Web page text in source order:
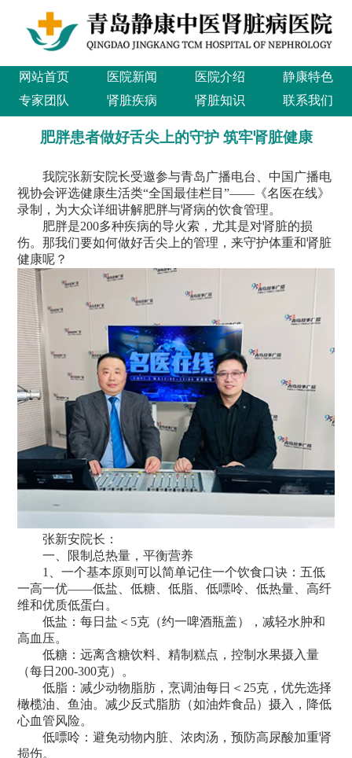
网站首页 医院新闻 医院介绍
静康特色
专家团队
肾脏疾病 肾脏知识 联系我们
肥胖患者做好舌尖上的守护 筑牢肾脏健康
我院张新安院长受邀参与青岛广播电台、中国广播电
视协会评选健康生活类“全国最佳栏目”——《名医在线》
录制，为大众详细讲解肥胖与肾病的饮食管理。
肥胖是200多种疾病的导火索，尤其是对肾脏的损
伤。那我们要如何做好舌尖上的管理，来守护体重和肾脏
健康呢？
张新安院长：
一、限制总热量，平衡营养
1、一个基本原则可以简单记住一个饮食口诀：五低
一高一优——低盐、低糖、低脂、低嘌呤、低热量、高纤
维和优质低蛋白。
低盐：每日盐＜5克（约一啤酒瓶盖），减轻水肿和
高血压。
低糖：远离含糖饮料、精制糕点，控制水果摄入量
（每日200-300克）。
低脂：减少动物脂肪，烹调油每日＜25克，优先选择
橄榄油、鱼油。减少反式脂肪（如油炸食品）摄入，降低
心血管风险。
低嘌呤：避免动物内脏、浓肉汤，预防高尿酸加重肾
损伤。